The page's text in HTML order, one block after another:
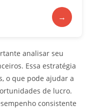
→
analisar seu
Essa estratégia
o que pode ajudar a
de lucro.
consistente